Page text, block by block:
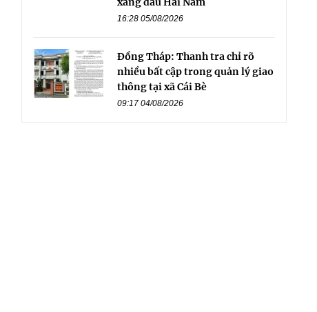
16:28 05/08/2026
Đồng Tháp: Thanh tra chỉ rõ
nhiều bất cập trong quản lý giao
thông tại xã Cái Bè
09:17 04/08/2026